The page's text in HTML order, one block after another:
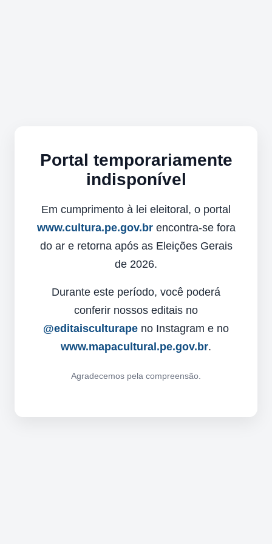
Portal temporariamente
indisponível
Em cumprimento à lei eleitoral, o portal
www.cultura.pe.gov.brencontra-se fora
do ar e retorna após as Eleições Gerais
de 2026.
Durante este período, você poderá
conferir nossos editais no
@editaisculturape no Instagram e no
www.mapacultural.pe.gov.br.
Agradecemos pela compreensão.